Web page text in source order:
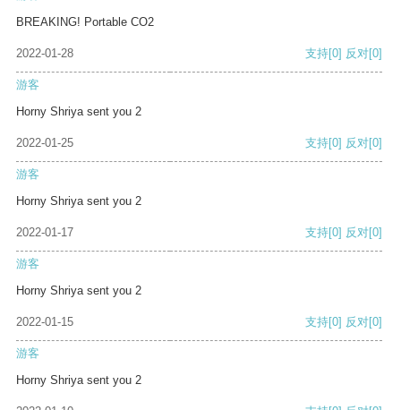
BREAKING! Portable CO2
2022-01-28 支持[0] 反对[0]
游客
Horny Shriya sent you 2
2022-01-25 支持[0] 反对[0]
游客
Horny Shriya sent you 2
2022-01-17 支持[0] 反对[0]
游客
Horny Shriya sent you 2
2022-01-15 支持[0] 反对[0]
游客
Horny Shriya sent you 2